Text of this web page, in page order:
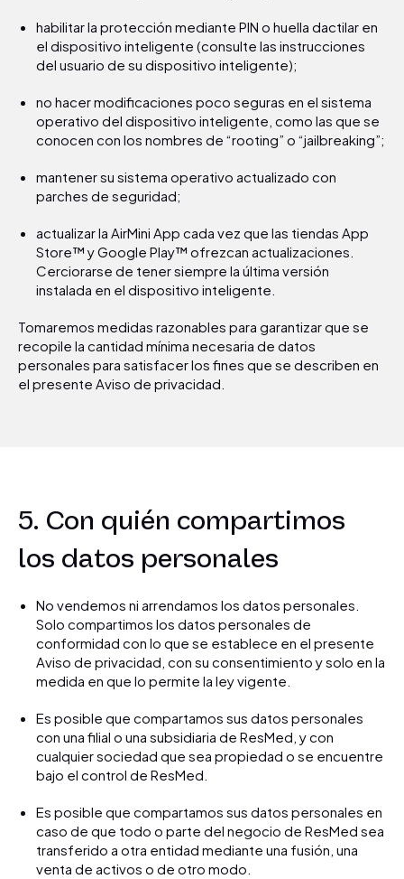
habilitar la protección mediante PIN o huella dactilar en
el dispositivo inteligente (consulte las instrucciones
del usuario de su dispositivo inteligente);
no hacer modificaciones poco seguras en el sistema
operativo del dispositivo inteligente, como las que se
conocen con los nombres de “rooting” o “jailbreaking”;
mantener su sistema operativo actualizado con
parches de seguridad;
actualizar la AirMini App cada vez que las tiendas App
Store™ y Google Play™ ofrezcan actualizaciones.
Cerciorarse de tener siempre la última versión
instalada en el dispositivo inteligente.
Tomaremos medidas razonables para garantizar que se
recopile la cantidad mínima necesaria de datos
personales para satisfacer los fines que se describen en
el presente Aviso de privacidad.
5. Con quién compartimos
los datos personales
No vendemos ni arrendamos los datos personales.
Solo compartimos los datos personales de
conformidad con lo que se establece en el presente
Aviso de privacidad, con su consentimiento y solo en la
medida en que lo permite la ley vigente.
Es posible que compartamos sus datos personales
con una filial o una subsidiaria de ResMed, y con
cualquier sociedad que sea propiedad o se encuentre
bajo el control de ResMed.
Es posible que compartamos sus datos personales en
caso de que todo o parte del negocio de ResMed sea
transferido a otra entidad mediante una fusión, una
venta de activos o de otro modo.